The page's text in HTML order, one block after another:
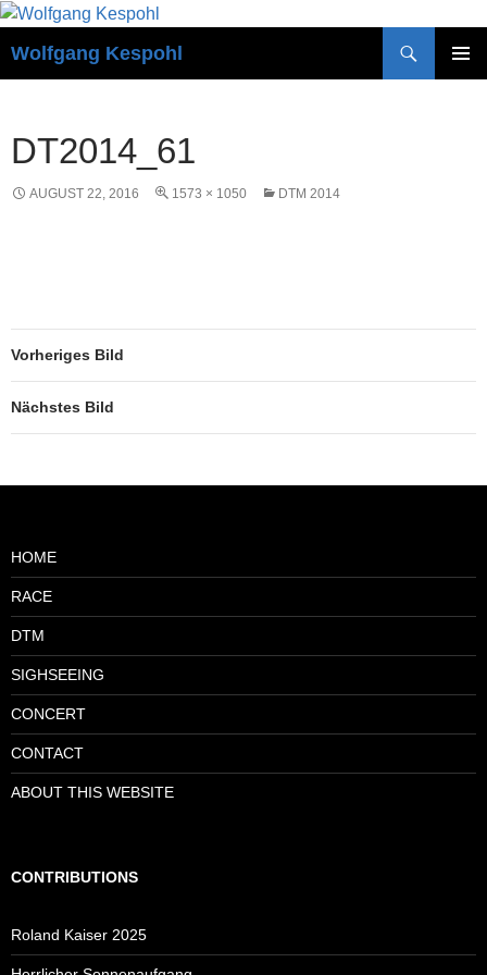
Zum
springen
Wolfgang Kespohl
DT2014_61
AUGUST 22, 2016 1573 × 1050 DTM 2014
Vorheriges Bild
Nächstes Bild
HOME
RACE
DTM
SIGHSEEING
CONCERT
CONTACT
ABOUT THIS WEBSITE
CONTRIBUTIONS
Roland Kaiser 2025